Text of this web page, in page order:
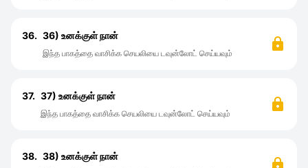
36. 36) உனக்குள் நான்
இந்த பாகத்தை வாசிக்க செயலியை டவுன்லோட் செய்யவும்
37. 37) உனக்குள் நான்
இந்த பாகத்தை வாசிக்க செயலியை டவுன்லோட் செய்யவும்
38. 38) உனக்குள் நான்